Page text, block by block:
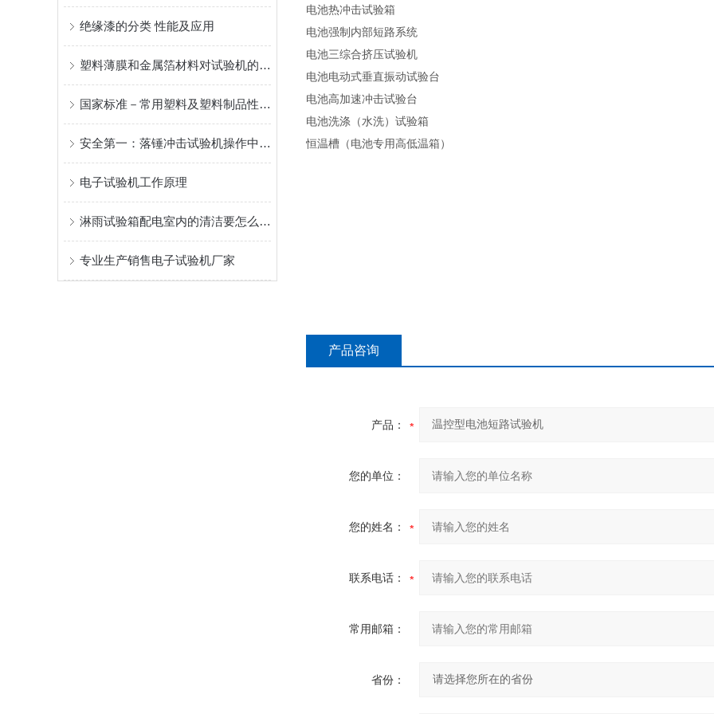
绝缘漆的分类 性能及应用
塑料薄膜和金属箔材料对试验机的需求：
国家标准－常用塑料及塑料制品性能检测方法标准
安全第一：落锤冲击试验机操作中的5大风险与防控措施
电子试验机工作原理
淋雨试验箱配电室内的清洁要怎么做？
专业生产销售电子试验机厂家
电池热冲击试验箱
电池强制内部短路系统
电池三综合挤压试验机
电池电动式垂直振动试验台
电池高加速冲击试验台
电池洗涤（水洗）试验箱
恒温槽（电池专用高低温箱）
产品咨询
产品：
您的单位：
您的姓名：
联系电话：
常用邮箱：
省份：